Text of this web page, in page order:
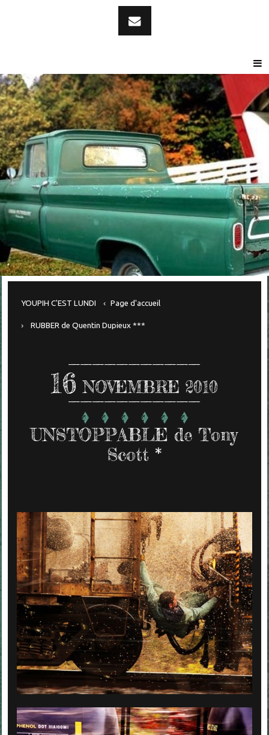
YOUPIH C'EST LUNDI Page d'accueil
RUBBER de Quentin Dupieux ***
16 NOVEMBRE 2010
UNSTOPPABLE de Tony
Scott *